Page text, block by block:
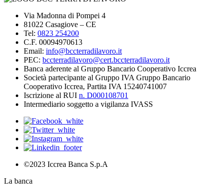
Via Madonna di Pompei 4
81022 Casagiove – CE
Tel: 0823 254200
C.F. 00094970613
Email: info@bccterradilavoro.it
PEC: bccterradilavoro@cert.bccterradilavoro.it
Banca aderente al Gruppo Bancario Cooperativo Iccrea
Società partecipante al Gruppo IVA Gruppo Bancario
Cooperativo Iccrea, Partita IVA 15240741007
Iscrizione al RUI n. D000108701
Intermediario soggetto a vigilanza IVASS
©2023 Iccrea Banca S.p.A
La banca